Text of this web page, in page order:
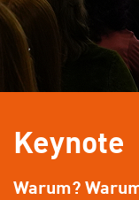
Keynote
Warum?